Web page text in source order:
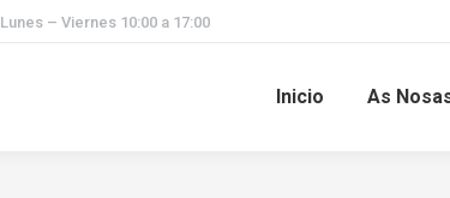
Lunes – Viernes 10:00 a 17:00
Inicio As